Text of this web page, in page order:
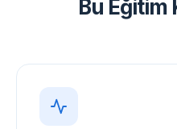
Bu Eğitim